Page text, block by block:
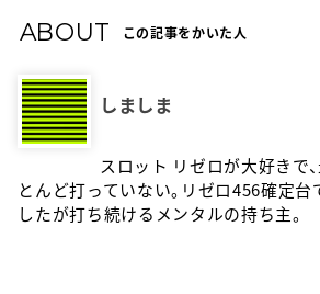
ABOUT この記事をかいた人
しましま
スロット リゼロが大好きで
とんど打っていない。リゼロ456確定
したが打ち続けるメンタルの持ち主。